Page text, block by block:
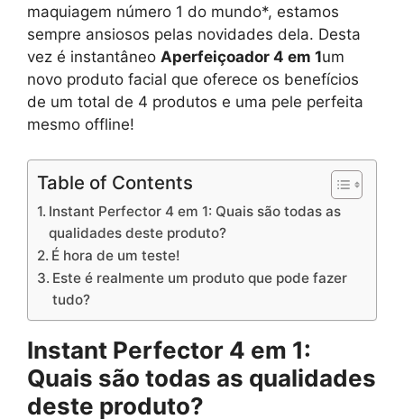
maquiagem número 1 do mundo*, estamos
sempre ansiosos pelas novidades dela. Desta
vez é instantâneo Aperfeiçoador 4 em 1um
novo produto facial que oferece os benefícios
de um total de 4 produtos e uma pele perfeita
mesmo offline!
Table of Contents
Instant Perfector 4 em 1: Quais são todas as
qualidades deste produto?
É hora de um teste!
Este é realmente um produto que pode fazer
tudo?
Instant Perfector 4 em 1:
Quais são todas as qualidades
deste produto?